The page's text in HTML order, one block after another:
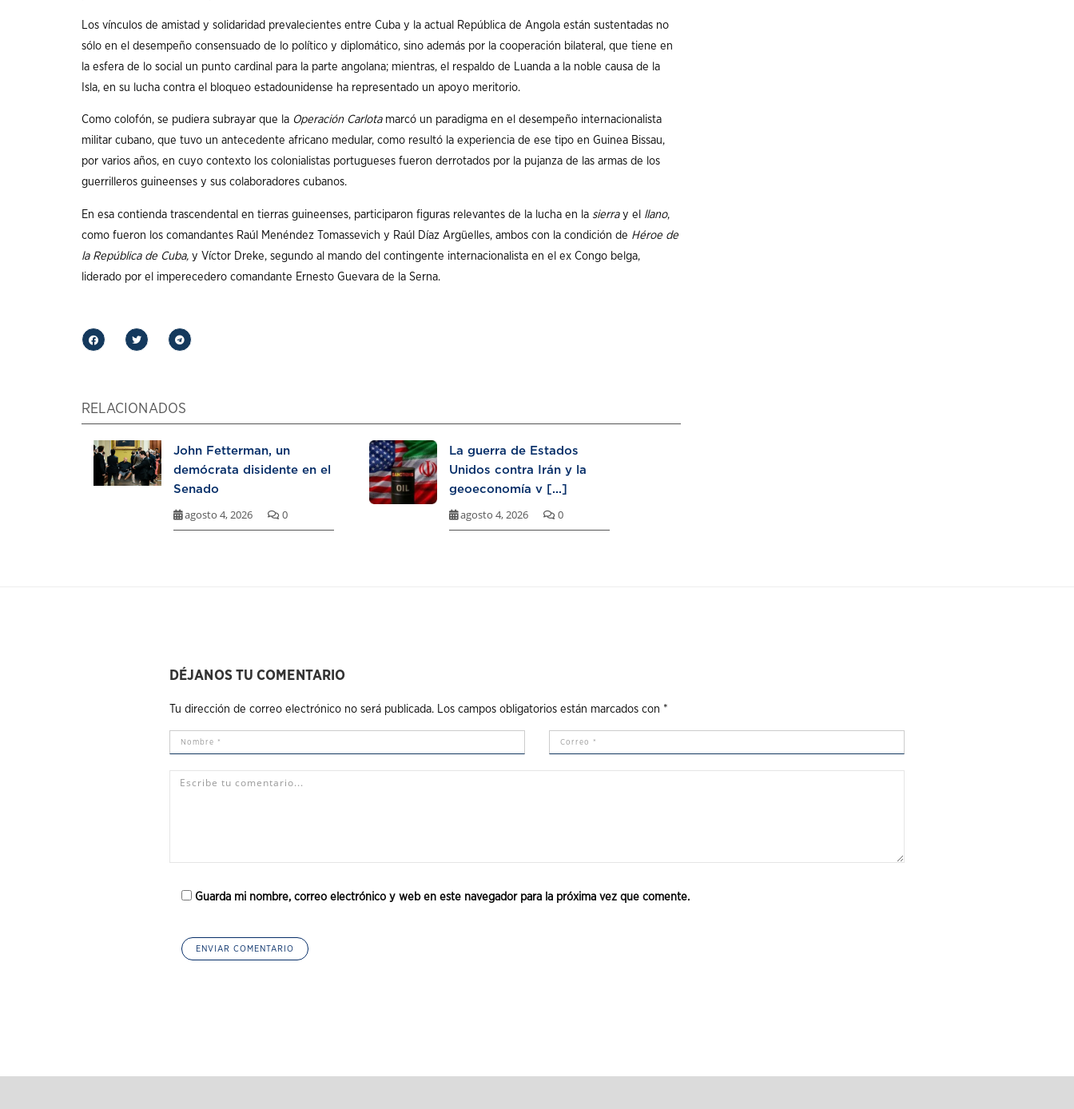
Los vínculos de amistad y solidaridad prevalecientes entre Cuba y la actual República de Angola están sustentadas no
sólo en el desempeño consensuado de lo político y diplomático, sino además por la cooperación bilateral, que tiene en
la esfera de lo social un punto cardinal para la parte angolana; mientras, el respaldo de Luanda a la noble causa de la
Isla, en su lucha contra el bloqueo estadounidense ha representado un apoyo meritorio.
Como colofón, se pudiera subrayar que la Operación Carlotamarcó un paradigma en el desempeño internacionalista
militar cubano, que tuvo un antecedente africano medular, como resultó la experiencia de ese tipo en Guinea Bissau,
por varios años, en cuyo contexto los colonialistas portugueses fueron derrotados por la pujanza de las armas de los
guerrilleros guineenses y sus colaboradores cubanos.
En esa contienda trascendental en tierras guineenses, participaron figuras relevantes de la lucha en la sierray el llano,
como fueron los comandantes Raúl Menéndez Tomassevich y Raúl Díaz Argüelles, ambos con la condición de Héroe de
la República de Cuba, y Víctor Dreke, segundo al mando del contingente internacionalista en el ex Congo belga,
liderado por el imperecedero comandante Ernesto Guevara de la Serna.
RELACIONADOS
John Fetterman, un
demócrata disidente en el
Senado
agosto 4, 2026 0
La guerra de Estados
Unidos contra Irán y la
geoeconomía v [...]
agosto 4, 2026 0
DÉJANOS TU COMENTARIO
Tu dirección de correo electrónico no será publicada. Los campos obligatorios están marcados con *
Guarda mi nombre, correo electrónico y web en este navegador para la próxima vez que comente.